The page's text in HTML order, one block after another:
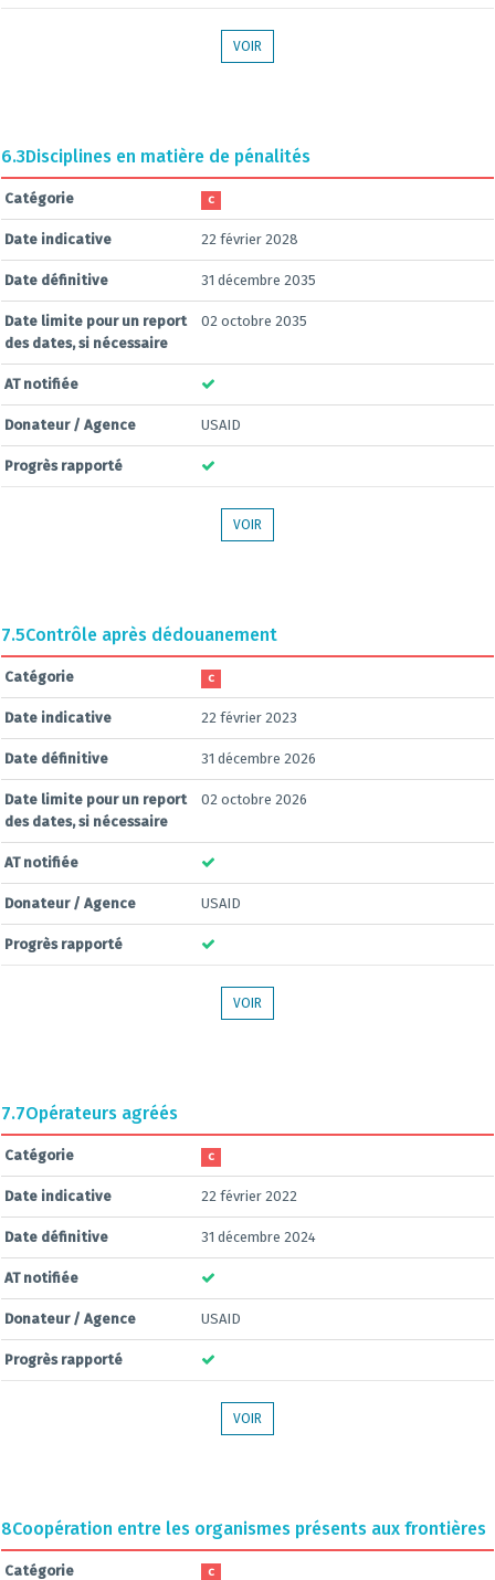
VOIR
6.3Disciplines en matière de pénalités
Catégorie C
Date indicative 22 février 2028
Date définitive 31 décembre 2035
Date limite pour un report
des dates, si nécessaire
02 octobre 2035
AT notifiée
Donateur / Agence USAID
Progrès rapporté
VOIR
7.5Contrôle après dédouanement
Catégorie C
Date indicative 22 février 2023
Date définitive 31 décembre 2026
Date limite pour un report
des dates, si nécessaire
02 octobre 2026
AT notifiée
Donateur / Agence USAID
Progrès rapporté
VOIR
7.7Opérateurs agréés
Catégorie C
Date indicative 22 février 2022
Date définitive 31 décembre 2024
AT notifiée
Donateur / Agence USAID
Progrès rapporté
VOIR
8Coopération entre les organismes présents aux frontières
Catégorie C